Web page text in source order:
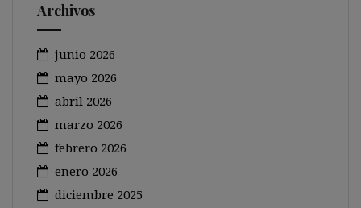
Archivos
junio 2026
mayo 2026
abril 2026
marzo 2026
febrero 2026
enero 2026
diciembre 2025